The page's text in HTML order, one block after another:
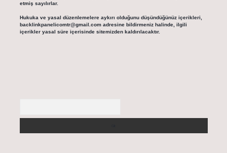
etmiş sayılırlar.
Hukuka ve yasal düzenlemelere aykırı olduğunu düşündüğünüz içerikleri,
backlinkpanelicomtr@gmail.comadresine bildirmeniz halinde, ilgili
içerikler yasal süre içerisinde sitemizden kaldırılacaktır.